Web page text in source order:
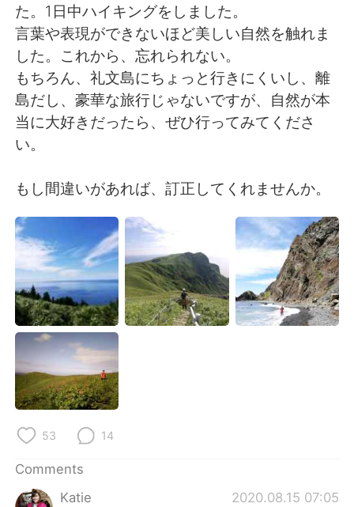
Русский ไทย
Indonesia Italiano
Türkçe Tiếng Việt
た。1日中ハイキングをしました。
言葉や表現ができないほど美しい自然を触れま
した。これから、忘れられない。
もちろん、礼文島にちょっと行きにくいし、離
島だし、豪華な旅行じゃないですが、自然が本
当に大好きだったら、ぜひ行ってみてくださ
い。
もし間違いがあれば、訂正してくれませんか。
53 14
Comments
Katie
2020.08.15 07:05